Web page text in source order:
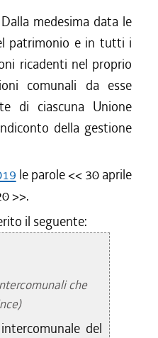
Dalla medesima data le
patrimonio e in tutti i
ricadenti nel proprio
comunali da esse
di ciascuna Unione
della gestione
le parole << 30 aprile
>>.
il seguente:
che
del